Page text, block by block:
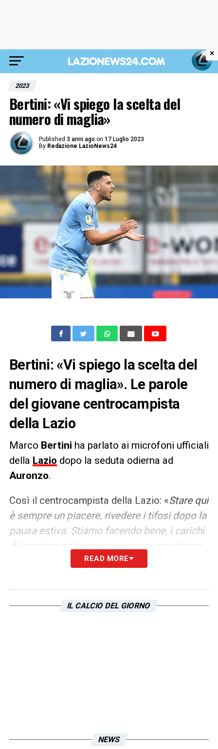
2023
Bertini: «Vi spiego la scelta del
numero di maglia»
Published 3 anni ago on 17 Luglio 2023
By Redazione LazioNews24
Bertini: «Vi spiego la scelta del
numero di maglia». Le parole
del giovane centrocampista
della Lazio
Marco Bertini ha parlato ai microfoni ufficiali
della Lazio dopo la seduta odierna ad
Auronzo.
Così il centrocampista della Lazio: «Stare qui
è sempre un piacere, rivedere i tifosi dopo la
pausa estiva. Stiamo facendo bene, i carichi
di lavorano andranno a crescere ma stiamo
lavorando per raggiungere la forma fisica.
soprattutto la prima settimana. È un grosso
piacere per noi avere la gente. Dove devo
numeri. Numero di maglia? Mi è sempre
READ MORE
IL CALCIO DEL GIORNO
NEWS
×